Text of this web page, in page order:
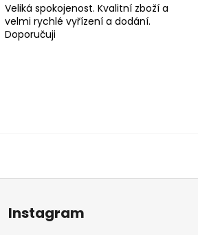
Veliká spokojenost. Kvalitní zboží a
velmi rychlé vyřízení a dodání.
Doporučuji
Instagram